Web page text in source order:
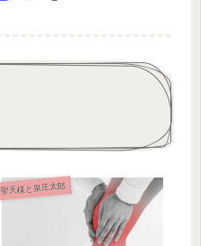
聖天様と泉庄太郎